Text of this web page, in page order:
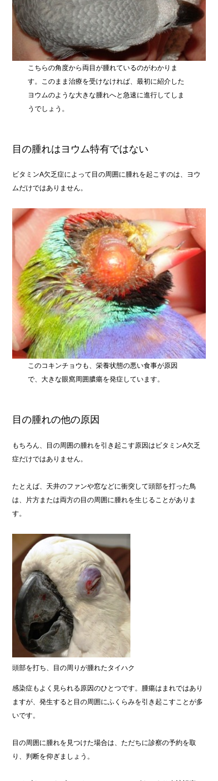
こちらの角度から両目が腫れているのがわかりま
す。このまま治療を受けなければ、最初に紹介した
ヨウムのような大きな腫れへと急速に進行してしま
うでしょう。
目の腫れはヨウム特有ではない
ビタミンA欠乏症によって目の周囲に腫れを起こすのは、ヨウ
ムだけではありません。
このコキンチョウも、栄養状態の悪い食事が原因
で、大きな眼窩周囲膿瘍を発症しています。
目の腫れの他の原因
もちろん、目の周囲の腫れを引き起こす原因はビタミンA欠乏
症だけではありません。
たとえば、天井のファンや窓などに衝突して頭部を打った鳥
は、片方または両方の目の周囲に腫れを生じることがありま
す。
頭部を打ち、目の周りが腫れたタイハク
感染症もよく見られる原因のひとつです。腫瘍はまれではあり
ますが、発生すると目の周囲にふくらみを引き起こすことが多
いです。
目の周囲に腫れを見つけた場合は、ただちに診察の予約を取
り、判断を仰ぎましょう。